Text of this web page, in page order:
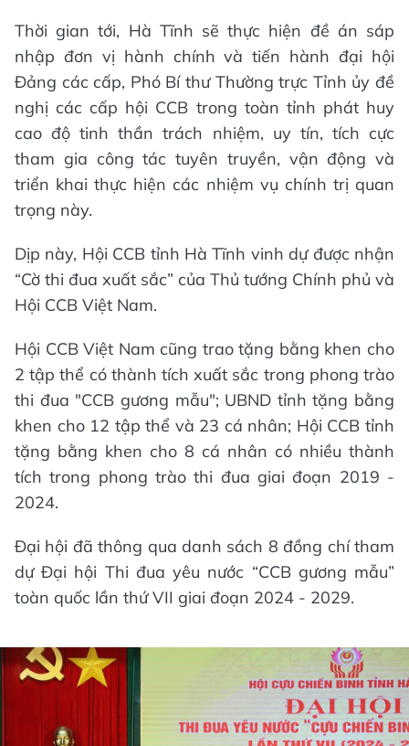
Thời gian tới, Hà Tĩnh sẽ thực hiện đề án sáp
nhập đơn vị hành chính và tiến hành đại hội
Đảng các cấp, Phó Bí thư Thường trực Tỉnh ủy đề
nghị các cấp hội CCB trong toàn tỉnh phát huy
cao độ tinh thần trách nhiệm, uy tín, tích cực
tham gia công tác tuyên truyền, vận động và
triển khai thực hiện các nhiệm vụ chính trị quan
trọng này.
Dịp này, Hội CCB tỉnh Hà Tĩnh vinh dự được nhận
“Cờ thi đua xuất sắc” của Thủ tướng Chính phủ và
Hội CCB Việt Nam.
Hội CCB Việt Nam cũng trao tặng bằng khen cho
2 tập thể có thành tích xuất sắc trong phong trào
thi đua "CCB gương mẫu"; UBND tỉnh tặng bằng
khen cho 12 tập thể và 23 cá nhân; Hội CCB tỉnh
tặng bằng khen cho 8 cá nhân có nhiều thành
tích trong phong trào thi đua giai đoạn 2019 -
2024.
Đại hội đã thông qua danh sách 8 đồng chí tham
dự Đại hội Thi đua yêu nước “CCB gương mẫu”
toàn quốc lần thứ VII giai đoạn 2024 - 2029.